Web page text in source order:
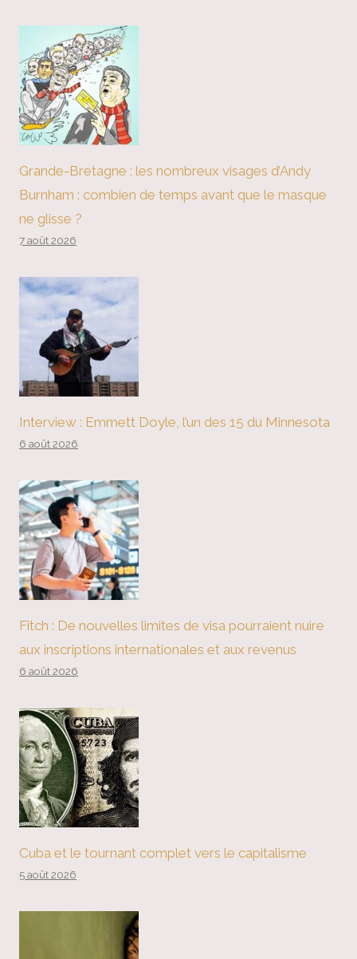
Grande-Bretagne : les nombreux visages d’Andy
Burnham : combien de temps avant que le masque
ne glisse ?
7 août 2026
Interview : Emmett Doyle, l’un des 15 du Minnesota
6 août 2026
Fitch : De nouvelles limites de visa pourraient nuire
aux inscriptions internationales et aux revenus
6 août 2026
Cuba et le tournant complet vers le capitalisme
5 août 2026